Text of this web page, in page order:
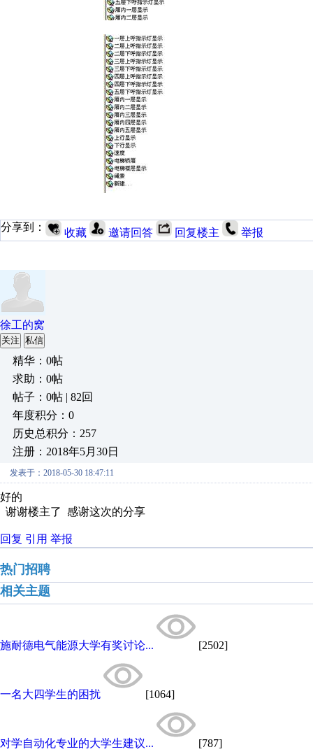
分享到： 收藏 邀请回答 回复楼主 举报
徐工的窝
关注 私信
精华：0帖
求助：0帖
帖子：0帖 | 82回
年度积分：0
历史总积分：257
注册：2018年5月30日
发表于：2018-05-30 18:47:11
好的
谢谢楼主了 感谢这次的分享
回复 引用 举报
热门招聘
相关主题
施耐德电气能源大学有奖讨论... [2502]
一名大四学生的困扰 [1064]
对学自动化专业的大学生建议... [787]